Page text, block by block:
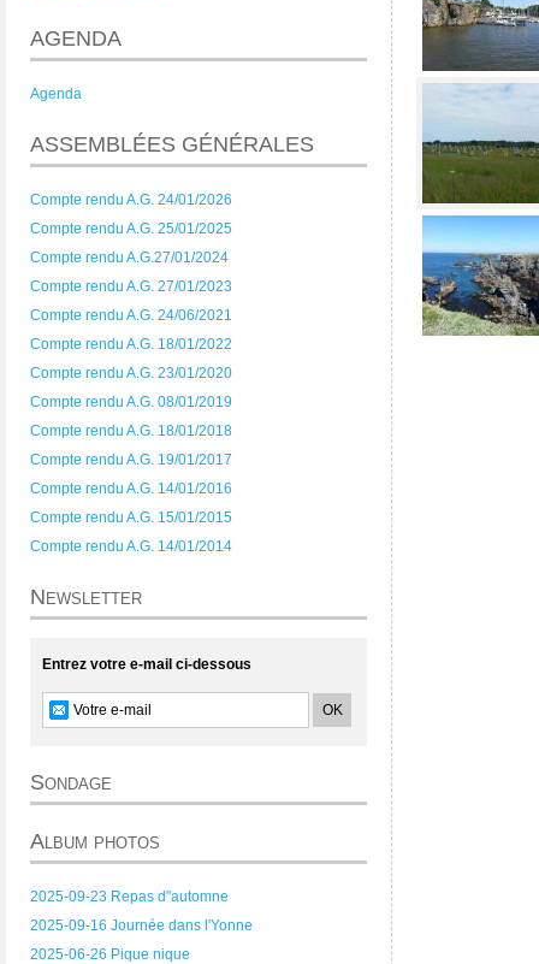
AGENDA
Agenda
ASSEMBLÉES GÉNÉRALES
Compte rendu A.G. 24/01/2026
Compte rendu A.G. 25/01/2025
Compte rendu A.G.27/01/2024
Compte rendu A.G. 27/01/2023
Compte rendu A.G. 24/06/2021
Compte rendu A.G. 18/01/2022
Compte rendu A.G. 23/01/2020
Compte rendu A.G. 08/01/2019
Compte rendu A.G. 18/01/2018
Compte rendu A.G. 19/01/2017
Compte rendu A.G. 14/01/2016
Compte rendu A.G. 15/01/2015
Compte rendu A.G. 14/01/2014
Newsletter
Entrez votre e-mail ci-dessous
Sondage
Album photos
2025-09-23 Repas d"automne
2025-09-16 Journée dans l'Yonne
2025-06-26 Pique nique